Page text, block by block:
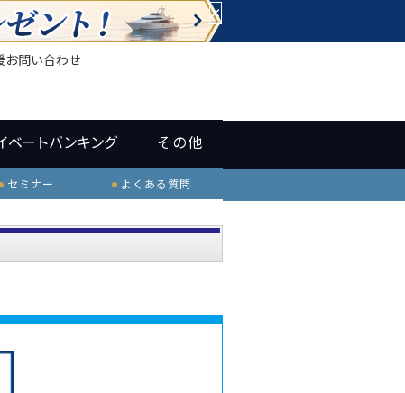
×
お問い合わせ
ベートバンキング その他
セミナー よくある質問